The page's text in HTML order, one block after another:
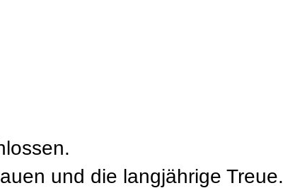
und die langjährige Treue.